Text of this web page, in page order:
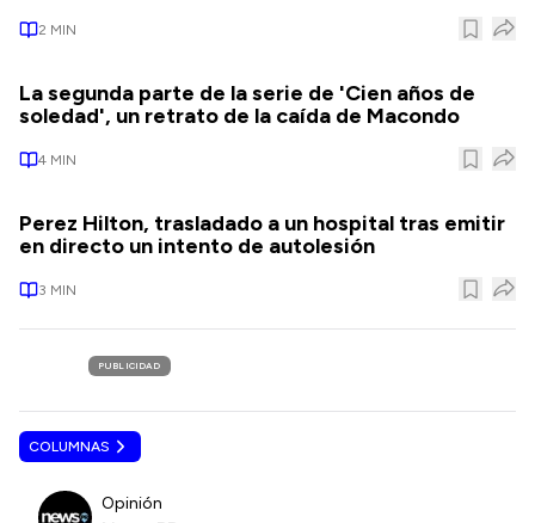
2 MIN
La segunda parte de la serie de 'Cien años de
soledad', un retrato de la caída de Macondo
4 MIN
Perez Hilton, trasladado a un hospital tras emitir
en directo un intento de autolesión
3 MIN
PUBLICIDAD
COLUMNAS
Opinión